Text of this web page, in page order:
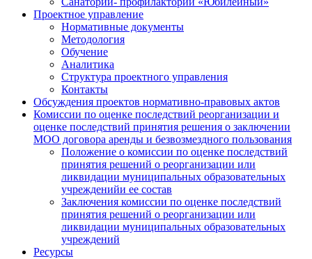
Проектное управление
Нормативные документы
Методология
Обучение
Аналитика
Структура проектного управления
Контакты
Обсуждения проектов нормативно-правовых актов
Комиссии по оценке последствий реорганизации и
оценке последствий принятия решения о заключении
МОО договора аренды и безвозмездного пользования
Положение о комиссии по оценке последствий
принятия решений о реорганизации или
ликвидации муниципальных образовательных
учрежденийи ее состав
Заключения комиссии по оценке последствий
принятия решений о реорганизации или
ликвидации муниципальных образовательных
учреждений
Ресурсы